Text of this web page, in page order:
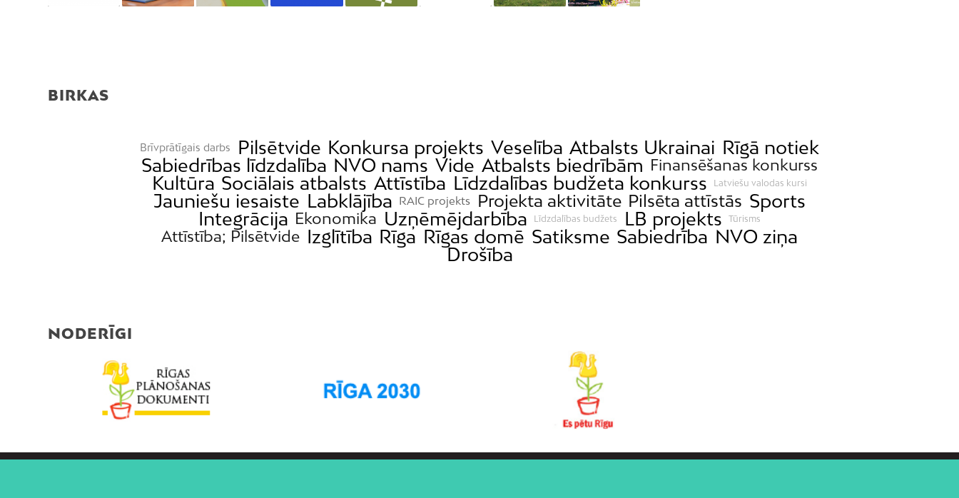
BIRKAS
Brīvprātīgais darbs Pilsētvide Konkursa projekts Veselība Atbalsts Ukrainai Rīgā notiek
Sabiedrības līdzdalība NVO nams Vide Atbalsts biedrībām Finansēšanas konkurss
Kultūra Sociālais atbalsts Attīstība Līdzdalības budžeta konkurss Latviešu valodas kursi
Jauniešu iesaiste Labklājība RAIC projekts Projekta aktivitāte Pilsēta attīstās Sports
Integrācija Ekonomika Uzņēmējdarbība Līdzdalības budžets LB projekts Tūrisms
Attīstība; Pilsētvide Izglītība Rīga Rīgas domē Satiksme Sabiedrība NVO ziņa
Drošība
NODERĪGI